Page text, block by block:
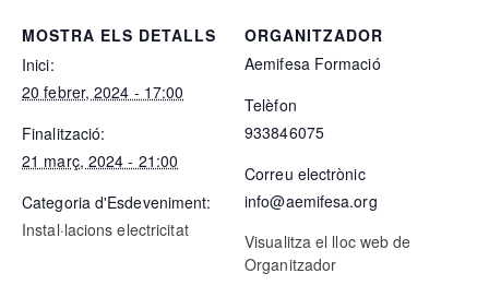
MOSTRA ELS DETALLS
Inici:
20 febrer, 2024 - 17:00
Finalització:
21 març, 2024 - 21:00
Categoria d'Esdeveniment:
Instal·lacions electricitat
ORGANITZADOR
Aemifesa Formació
Telèfon
933846075
Correu electrònic
info@aemifesa.org
Visualitza el lloc web de
Organitzador